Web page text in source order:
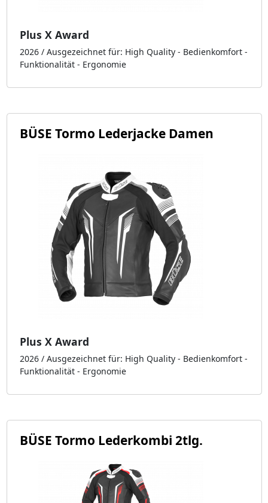
Plus X Award
2026 / Ausgezeichnet für: High Quality - Bedienkomfort -
Funktionalität - Ergonomie
BÜSE Tormo Lederjacke Damen
Plus X Award
2026 / Ausgezeichnet für: High Quality - Bedienkomfort -
Funktionalität - Ergonomie
BÜSE Tormo Lederkombi 2tlg.